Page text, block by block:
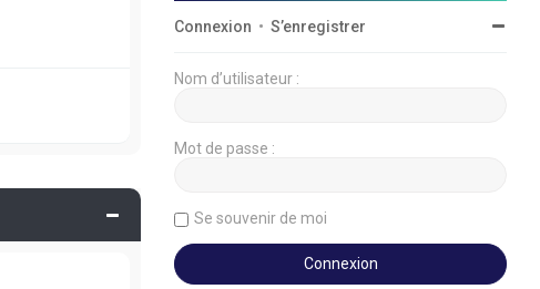
Connexion • S’enregistrer
Nom d’utilisateur :
Mot de passe :
Se souvenir de moi